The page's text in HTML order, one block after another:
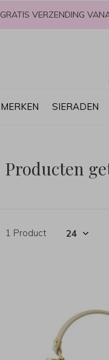
MERKEN SIERADEN
GRATIS VERZENDING
Producten
1 Product